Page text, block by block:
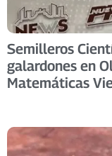
Semilleros
galardones en
Matemáticas